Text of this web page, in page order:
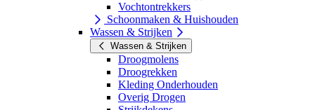
Vochtontrekkers
Schoonmaken & Huishouden
Wassen & Strijken
Wassen & Strijken
Droogmolens
Droogrekken
Kleding Onderhouden
Overig Drogen